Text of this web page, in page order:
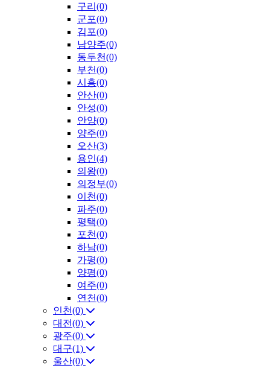
구리(0)
군포(0)
김포(0)
남양주(0)
동두천(0)
부천(0)
시흥(0)
안산(0)
안성(0)
안양(0)
양주(0)
오산(3)
용인(4)
의왕(0)
의정부(0)
이천(0)
파주(0)
평택(0)
포천(0)
하남(0)
가평(0)
양평(0)
여주(0)
연천(0)
인천(0)
대전(0)
광주(0)
대구(1)
울산(0)